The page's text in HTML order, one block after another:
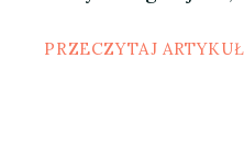
PRZECZYTAJ ARTYKUŁ